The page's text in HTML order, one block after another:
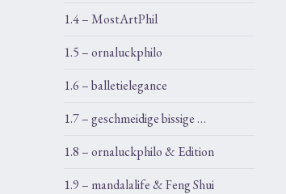
1.4 – MostArtPhil
1.5 – ornaluckphilo
1.6 – balletielegance
1.7 – geschmeidige bissige …
1.8 – ornaluckphilo & Edition
1.9 – mandalalife & Feng Shui